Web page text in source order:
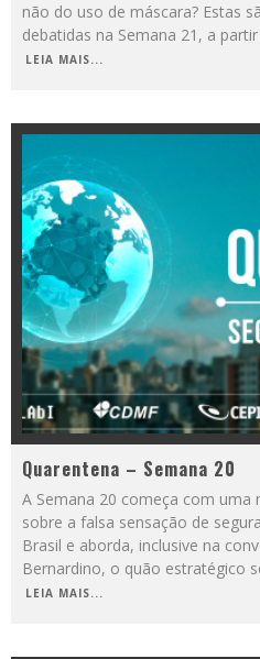
não do uso de máscara? Estas
debatidas na Semana 21, a
LEIA MAIS...
Quarentena – Semana 20
A Semana 20 começa com
sobre a falsa sensação de
Brasil e aborda, inclusive na
Bernardino, o quão estratégico
LEIA MAIS...